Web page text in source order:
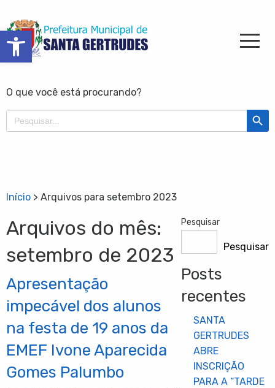
Barra de Ferramentas Aberta
O que você está procurando?
Search
for:
Search
Início > Arquivos para setembro 2023
Arquivos do mês:
setembro de 2023
Apresentação
impecável dos alunos
na festa de 19 anos da
EMEF Ivone Aparecida
Gomes Palumbo
Pesquisar
Pesquisar
Posts
recentes
SANTA
GERTRUDES
ABRE
INSCRIÇÃO
PARA A “TARDE